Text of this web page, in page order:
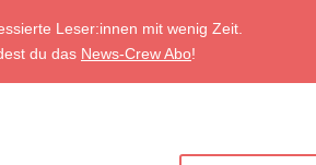
Leser:innen mit wenig Zeit.
du das News-Crew Abo!